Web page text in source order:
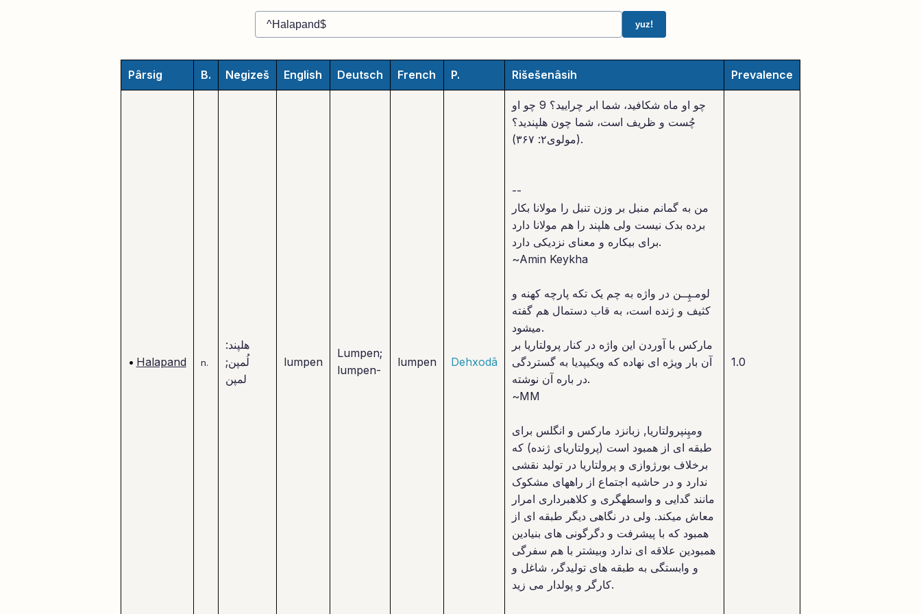
yuz!
Pârsig B. Negizeš English Deutsch French P. Rišešenâsih Prevalence
• Halapand n.
هلپند:
لُمپن;
لمپن
lumpen
Lumpen;
lumpen-
lumpen Dehxodâ
چو او ماه شکافید، شما ابر چرایید؟ 9 چو او
چُست و ظریف است، شما چون هلپندید؟
(مولوی۲: ۳۶۷).
--
من به گمانم منبل بر وزن تنبل را مولانا بکار
برده بدک نیست ولی هلپند را هم مولانا دارد
برای بیکاره و معنای نزدیکی دارد.
~Amin Keykha
لومـپِــن در واژه به چم یک تکه پارچه کهنه و
کثیف و ژنده است، به قاب دستمال هم گفته
میشود.
مارکس با آوردن این واژه در کنار پرولتاریا بر
آن بار ویژه ای نهاده که ویکیپدیا به گستردگی
در باره آن نوشته.
~MM
ومپِنپرولتاریا, زبانزد مارکس و انگلس برای
طبقه ای از همبود است (پرولتاریای ژنده) که
برخلاف بورژوازی و پرولتاریا در تولید نقشی
ندارد و در حاشیه اجتماع از راههای مشکوک
مانند گدایی و واسطهگری و کلاهبرداری امرار
معاش میکند. ولی در نگاهی دیگر طبقه ای از
همبود که با پیشرفت و دگرگونی های بنیادین
همبودین علاقه ای ندارد وبیشتر با هم سفرگی
و وابستگی به طبقه های تولیدگر، شاغل و
کارگر و پولدار می زید.
1.0